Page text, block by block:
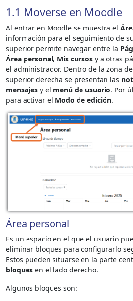
1.1 Moverse en Moodle
Al entrar en Moodle se muestra el
información para el seguimiento de
superior permite navegar entre la
Área personal, Mis cursos y a otras
el administrador. Dentro de la zona
superior derecha se presentan las
mensajes y el menú de usuario. Por
para activar el Modo de edición.
Área personal
Es un espacio en el que el usuario
eliminar bloques para configurarlo
Estos pueden situarse en la parte
bloques en el lado derecho.
Algunos bloques son: